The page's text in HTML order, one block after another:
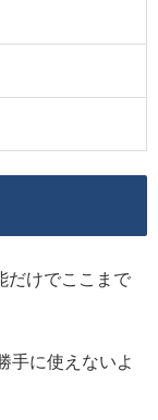
だけでここまで
手に使えないよ